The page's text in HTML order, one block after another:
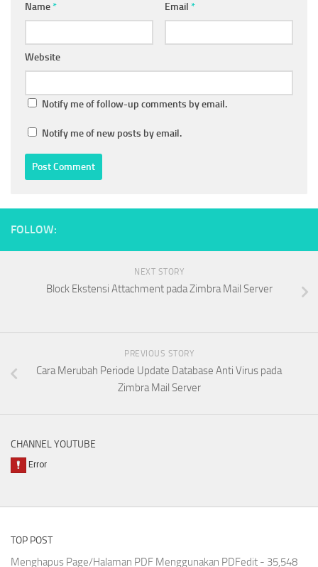
Name* Email *
Website
Notify me of follow-up comments by email.
Notify me of new posts by email.
FOLLOW:
NEXT STORY
Block Ekstensi Attachment pada Zimbra Mail Server
PREVIOUS STORY
Cara Merubah Periode Update Database Anti Virus pada
Zimbra Mail Server
CHANNEL YOUTUBE
TOP POST
Menghapus Page/Halaman PDF Menggunakan PDFedit - 35,548